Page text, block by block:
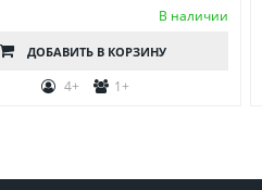
В наличии
ДОБАВИТЬ В КОРЗИНУ
4+ 1+